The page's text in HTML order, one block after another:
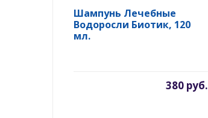
Шампунь Лечебные
Водоросли Биотик, 120
мл.
380 руб.